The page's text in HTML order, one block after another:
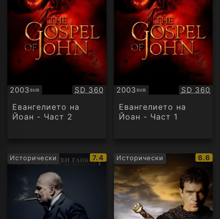
2003SUB
Субтитри Качество:
SD 360
Евангелието на
Йоан - Част 2
2003SUB
Субтитри SD 360
Евангелието на
Йоан - Част 1
Исторически
IMDb
рейтинг:
7.4 Исторически
IMDb
6.6